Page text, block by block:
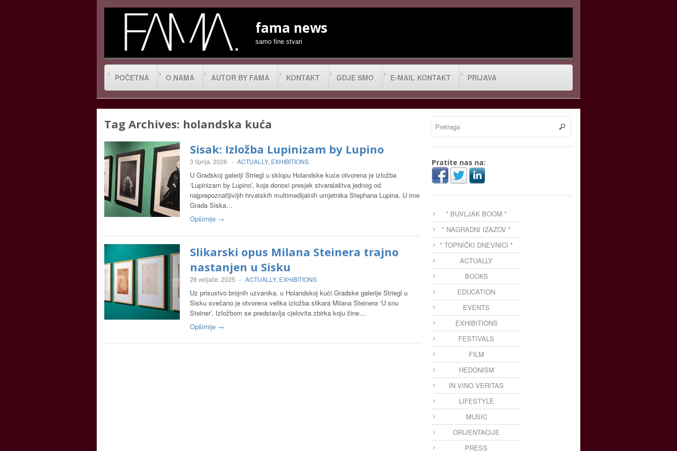
fama news
samo fine stvari
POČETNA O NAMA AUTOR BY FAMA KONTAKT GDJE SMO E-MAIL KONTAKT PRIJAVA
Tag Archives: holandska kuća
Sisak: Izložba Lupinizam by Lupino
3 lipnja, 2026 - ACTUALLY, EXHIBITIONS
U Gradskoj galeriji Striegl u sklopu Holandske kuće otvorena je izložba
‘Lupinizam by Lupino’, koja donosi presjek stvaralaštva jednog od
najprepoznatljivijih hrvatskih multimedijalnih umjetnika Stephana Lupina. U ime
Grada Siska…
Opširnije →
Slikarski opus Milana Steinera trajno
nastanjen u Sisku
28 veljače, 2025 - ACTUALLY, EXHIBITIONS
Uz prisustvo brojnih uzvanika, u Holandskoj kući Gradske galerije Striegl u
Sisku svečano je otvorena velika izložba slikara Milana Steinera ‘U snu
Steiner’. Izložbom se predstavlja cjelovita zbirka koju čine…
Opširnije →
Pratite nas na:
* BUVLJAK BOOM *
* NAGRADNI IZAZOV *
* TOPNIČKI DNEVNICI *
ACTUALLY
BOOKS
EDUCATION
EVENTS
EXHIBITIONS
FESTIVALS
FILM
HEDONISM
IN VINO VERITAS
LIFESTYLE
MUSIC
ORIJENTACIJE
PRESS